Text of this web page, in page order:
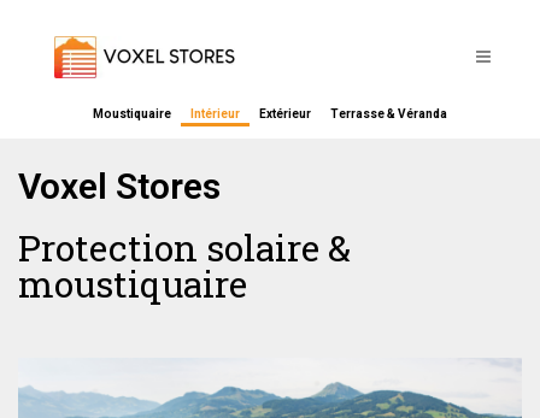
Moustiquaire Intérieur Extérieur Terrasse & Véranda
Voxel Stores
Protection solaire &
moustiquaire